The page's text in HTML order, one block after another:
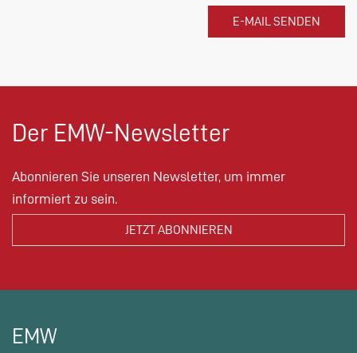
Der EMW-Newsletter
Abonnieren Sie unseren Newsletter, um immer
informiert zu sein.
EMW